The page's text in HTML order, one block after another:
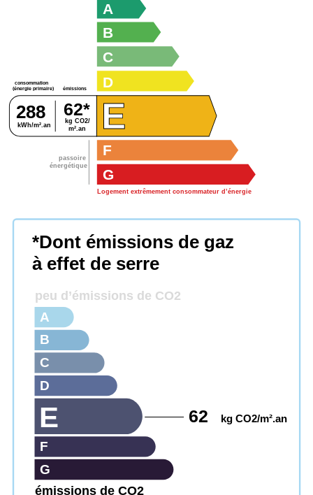
passoire
énergétique
consommation
(énergie primaire) émissions
kg CO2/
m².an
kWh/m².an
288 62*
G
Logement extrêmement consommateur d’énergie
F
E
D
C
B
A
émissions de CO2
*Dont émissions de gaz
à effet de serre
peu d’émissions de CO2
G
F
E 62 kg CO2/m².an
D
C
B
A